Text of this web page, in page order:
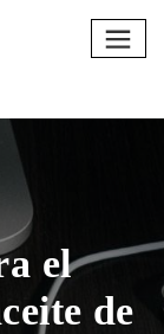
el
de